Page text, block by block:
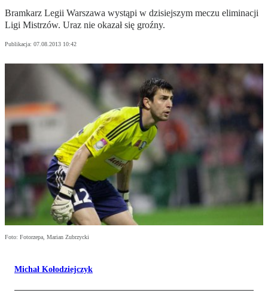
Bramkarz Legii Warszawa wystąpi w dzisiejszym meczu eliminacji
Ligi Mistrzów. Uraz nie okazał się groźny.
Publikacja: 07.08.2013 10:42
Foto: Fotorzepa, Marian Zubrzycki
Michał Kołodziejczyk